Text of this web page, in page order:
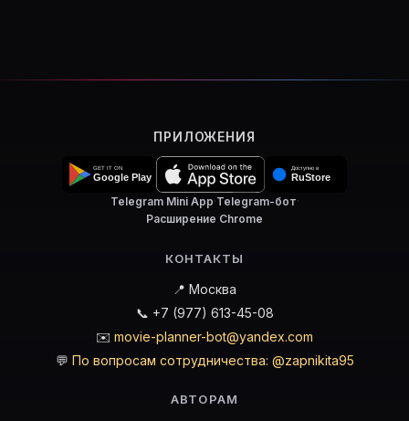
ПРИЛОЖЕНИЯ
Telegram Mini App·Telegram-бот·
Расширение Chrome
КОНТАКТЫ
📍 Москва
📞 +7 (977) 613-45-08
✉️ movie-planner-bot@yandex.com
💬 По вопросам сотрудничества: @zapnikita95
АВТОРАМ